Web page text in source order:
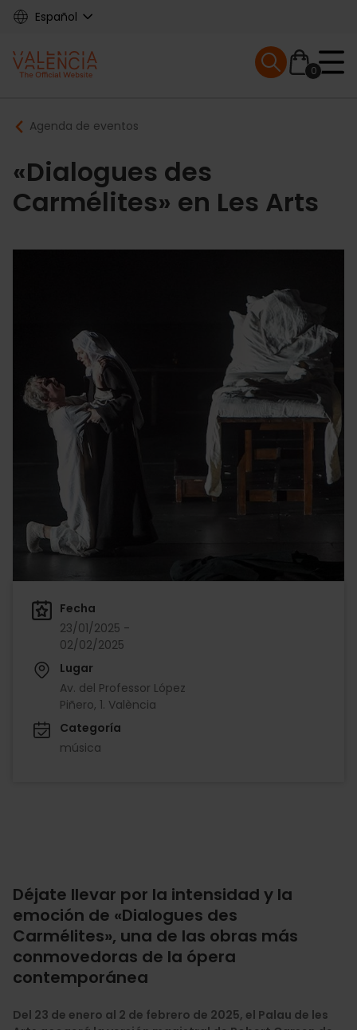
Skip
content
Español
Main
navigation
0
Mobile menu
Breadcrumb
Agenda de eventos
«Dialogues des
Carmélites» en Les Arts
Fecha
23/01/2025 -
02/02/2025
Lugar
Av. del Professor López
Piñero, 1. València
Categoría
música
Déjate llevar por la intensidad y la
emoción de «Dialogues des
Carmélites», una de las obras más
conmovedoras de la ópera
contemporánea
Del 23 de enero al 2 de febrero de 2025, el Palau de les